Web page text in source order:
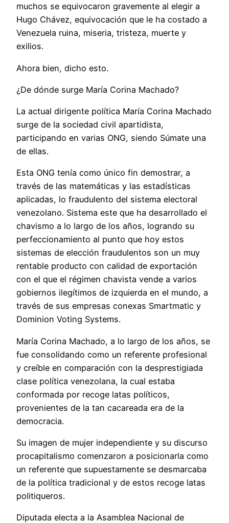
muchos se equivocaron gravemente al elegir a
Hugo Chávez, equivocación que le ha costado a
Venezuela ruina, miseria, tristeza, muerte y
exilios.
Ahora bien, dicho esto.
¿De dónde surge María Corina Machado?
La actual dirigente política María Corina Machado
surge de la sociedad civil apartidista,
participando en varias ONG, siendo Súmate una
de ellas.
Esta ONG tenía como único fin demostrar, a
través de las matemáticas y las estadísticas
aplicadas, lo fraudulento del sistema electoral
venezolano. Sistema este que ha desarrollado el
chavismo a lo largo de los años, logrando su
perfeccionamiento al punto que hoy estos
sistemas de elección fraudulentos son un muy
rentable producto con calidad de exportación
con el que el régimen chavista vende a varios
gobiernos ilegítimos de izquierda en el mundo, a
través de sus empresas conexas Smartmatic y
Dominion Voting Systems.
María Corina Machado, a lo largo de los años, se
fue consolidando como un referente profesional
y creíble en comparación con la desprestigiada
clase política venezolana, la cual estaba
conformada por recoge latas políticos,
provenientes de la tan cacareada era de la
democracia.
Su imagen de mujer independiente y su discurso
procapitalismo comenzaron a posicionarla como
un referente que supuestamente se desmarcaba
de la política tradicional y de estos recoge latas
politiqueros.
Diputada electa a la Asamblea Nacional de